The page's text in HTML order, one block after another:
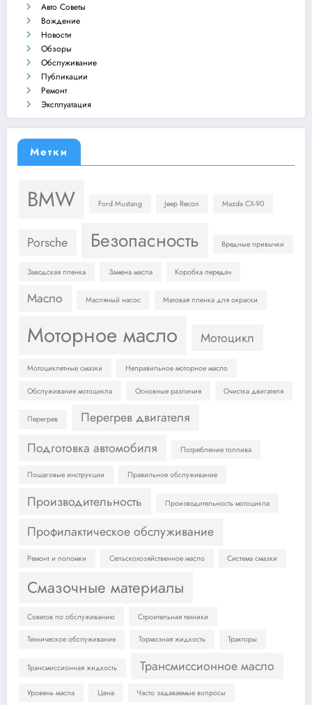
Авто Советы
Вождение
Новости
Обзоры
Обслуживание
Публикации
Ремонт
Эксплуатация
Метки
BMW Ford Mustang Jeep Recon Mazda CX-90
Porsche Безопасность Вредные привычки
Заводская пленка Замена масла Коробка передач
Масло Масляный насос Матовая пленка для окраски
Моторное масло Мотоцикл
Мотоциклетные смазки Неправильное моторное масло
Обслуживание мотоцикла Основные различия Очистка двигателя
Перегрев
Перегрев двигателя
Подготовка автомобиля
Потребление топлива
Пошаговые инструкции Правильное обслуживание
Производительность Производительность мотоцикла
Профилактическое обслуживание
Ремонт и поломки Сельскохозяйственное масло Система смазки
Смазочные материалы
Советов по обслуживанию Строительная техники
Техническое обслуживание Тормозная жидкость Тракторы
Трансмиссионная жидкость Трансмиссионное масло
Уровень масла Цена Часто задаваемые вопросы